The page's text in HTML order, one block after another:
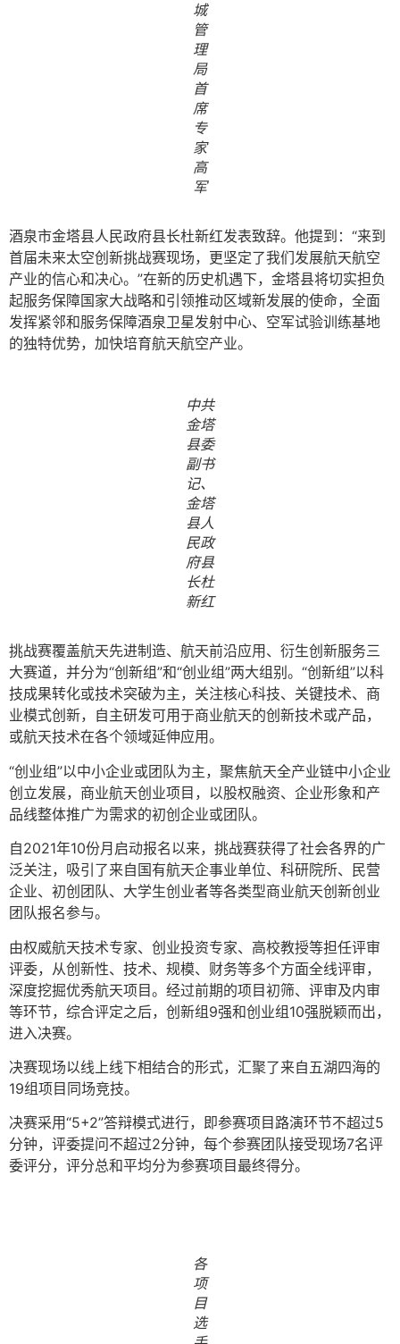
城
管
理
局
首
席
专
家
高
军
酒泉市金塔县人民政府县长杜新红发表致辞。他提到：“来到
首届未来太空创新挑战赛现场，更坚定了我们发展航天航空
产业的信心和决心。”在新的历史机遇下，金塔县将切实担负
起服务保障国家大战略和引领推动区域新发展的使命，全面
发挥紧邻和服务保障酒泉卫星发射中心、空军试验训练基地
的独特优势，加快培育航天航空产业。
中共
金塔
县委
副书
记、
金塔
县人
民政
府县
长杜
新红
挑战赛覆盖航天先进制造、航天前沿应用、衍生创新服务三
大赛道，并分为“创新组”和“创业组”两大组别。“创新组”以科
技成果转化或技术突破为主，关注核心科技、关键技术、商
业模式创新，自主研发可用于商业航天的创新技术或产品，
或航天技术在各个领域延伸应用。
“创业组”以中小企业或团队为主，聚焦航天全产业链中小企业
创立发展，商业航天创业项目，以股权融资、企业形象和产
品线整体推广为需求的初创企业或团队。
自2021年10份月启动报名以来，挑战赛获得了社会各界的广
泛关注，吸引了来自国有航天企事业单位、科研院所、民营
企业、初创团队、大学生创业者等各类型商业航天创新创业
团队报名参与。
由权威航天技术专家、创业投资专家、高校教授等担任评审
评委，从创新性、技术、规模、财务等多个方面全线评审，
深度挖掘优秀航天项目。经过前期的项目初筛、评审及内审
等环节，综合评定之后，创新组9强和创业组10强脱颖而出，
进入决赛。
决赛现场以线上线下相结合的形式，汇聚了来自五湖四海的
19组项目同场竞技。
决赛采用“5+2”答辩模式进行，即参赛项目路演环节不超过5
分钟，评委提问不超过2分钟，每个参赛团队接受现场7名评
委评分，评分总和平均分为参赛项目最终得分。
各
项
目
选